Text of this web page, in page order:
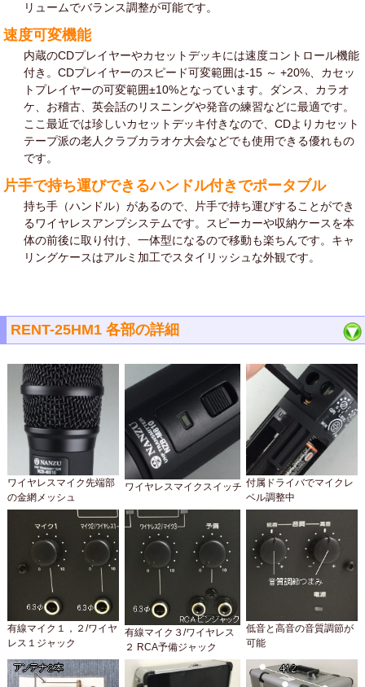
リュームでバランス調整が可能です。
速度可変機能
内蔵のCDプレイヤーやカセットデッキには速度コントロール機能
付き。CDプレイヤーのスピード可変範囲は-15 ～ +20%、カセッ
トプレイヤーの可変範囲±10%となっています。ダンス、カラオ
ケ、お稽古、英会話のリスニングや発音の練習などに最適です。
ここ最近では珍しいカセットデッキ付きなので、CDよりカセット
テープ派の老人クラブカラオケ大会などでも使用できる優れもの
です。
片手で持ち運びできるハンドル付きでポータブル
持ち手（ハンドル）があるので、片手で持ち運びすることができ
るワイヤレスアンプシステムです。スピーカーや収納ケースを本
体の前後に取り付け、一体型になるので移動も楽ちんです。キャ
リングケースはアルミ加工でスタイリッシュな外観です。
RENT-25HM1 各部の詳細
ワイヤレスマイク先端部
の金網メッシュ
ワイヤレスマイクスイッチ 付属ドライバでマイクレ
ベル調整中
有線マイク１，２/ワイヤ
レス１ジャック
有線マイク３/ワイヤレス
２ RCA予備ジャック
低音と高音の音質調節が
可能